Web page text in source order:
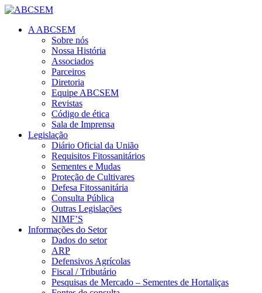
A ABCSEM
Sobre nós
Nossa História
Associados
Parceiros
Diretoria
Equipe ABCSEM
Revistas
Código de ética
Sala de Imprensa
Legislação
Diário Oficial da União
Requisitos Fitossanitários
Sementes e Mudas
Proteção de Cultivares
Defesa Fitossanitária
Consulta Pública
Outras Legislações
NIMF’S
Informações do Setor
Dados do setor
ARP
Defensivos Agrícolas
Fiscal / Tributário
Pesquisas de Mercado – Sementes de Hortaliças